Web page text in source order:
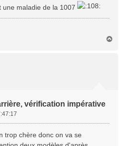
maladie de la 1007
vérification impérative
trop chère donc on va se